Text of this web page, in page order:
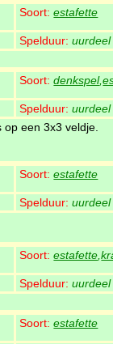
Soort:estafette
Spelduur:uurdeel
Soort:denkspel,
Spelduur:uurdeel
op een 3x3 veldje.
Soort:estafette
Spelduur:uurdeel
Soort:estafette,
Spelduur:uurdeel
Soort:estafette